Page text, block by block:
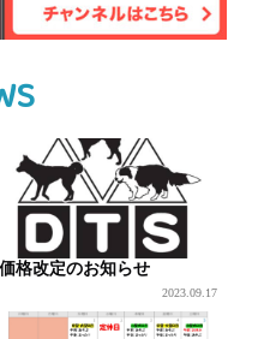
価格改定のお知らせ
2023.09.17